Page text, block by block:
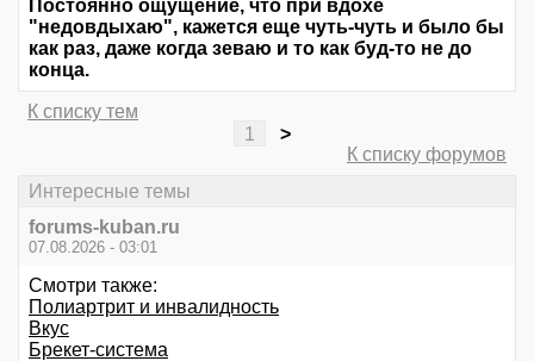
Постоянно ощущение, что при вдохе
"недовдыхаю", кажется еще чуть-чуть и было бы
как раз, даже когда зеваю и то как буд-то не до
конца.
К списку тем
1
>
К списку форумов
Интересные темы
forums-kuban.ru
07.08.2026 - 03:01
Смотри также:
Полиартрит и инвалидность
Вкус
Брекет-система